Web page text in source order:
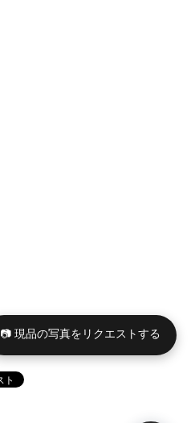
📷 現品の写真をリクエストする